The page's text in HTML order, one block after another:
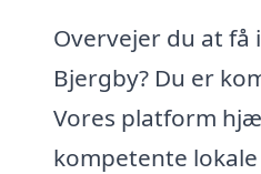
Overvejer du at
Bjergby? Du er
Vores platform
kompetente